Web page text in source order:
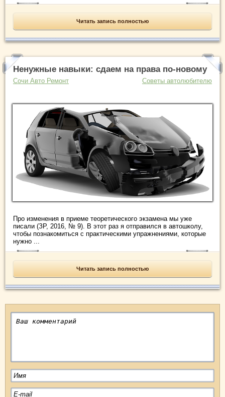
Читать запись полностью
Ненужные навыки: сдаем на права по-новому
Сочи Авто Ремонт Советы автолюбителю
Про изменения в приеме теоретического экзамена мы уже
писали (ЗР, 2016, № 9). В этот раз я отправился в автошколу,
чтобы познакомиться с практическими упражнениями, которые
нужно ...
Читать запись полностью